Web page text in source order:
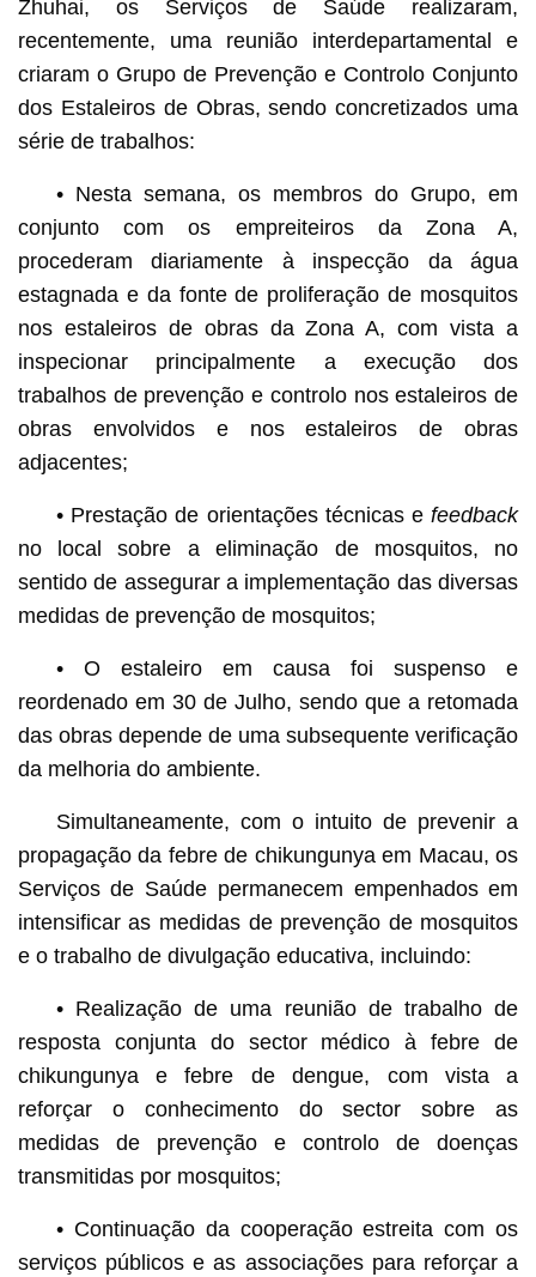
Zhuhai, os Serviços de Saúde realizaram,
recentemente, uma reunião interdepartamental e
criaram o Grupo de Prevenção e Controlo Conjunto
dos Estaleiros de Obras, sendo concretizados uma
série de trabalhos:
• Nesta semana, os membros do Grupo, em
conjunto com os empreiteiros da Zona A,
procederam diariamente à inspecção da água
estagnada e da fonte de proliferação de mosquitos
nos estaleiros de obras da Zona A, com vista a
inspecionar principalmente a execução dos
trabalhos de prevenção e controlo nos estaleiros de
obras envolvidos e nos estaleiros de obras
adjacentes;
• Prestação de orientações técnicas efeedback
no local sobre a eliminação de mosquitos, no
sentido de assegurar a implementação das diversas
medidas de prevenção de mosquitos;
• O estaleiro em causa foi suspenso e
reordenado em 30 de Julho, sendo que a retomada
das obras depende de uma subsequente verificação
da melhoria do ambiente.
Simultaneamente, com o intuito de prevenir a
propagação da febre de chikungunya em Macau, os
Serviços de Saúde permanecem empenhados em
intensificar as medidas de prevenção de mosquitos
e o trabalho de divulgação educativa, incluindo:
• Realização de uma reunião de trabalho de
resposta conjunta do sector médico à febre de
chikungunya e febre de dengue, com vista a
reforçar o conhecimento do sector sobre as
medidas de prevenção e controlo de doenças
transmitidas por mosquitos;
• Continuação da cooperação estreita com os
serviços públicos e as associações para reforçar a